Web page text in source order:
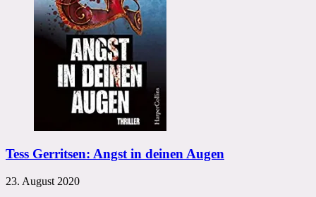
Tess Gerritsen: Angst in deinen Augen
23. August 2020